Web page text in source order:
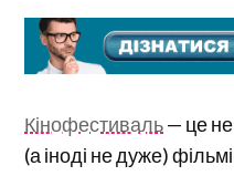
Кінофестиваль— це
(а іноді не дуже)